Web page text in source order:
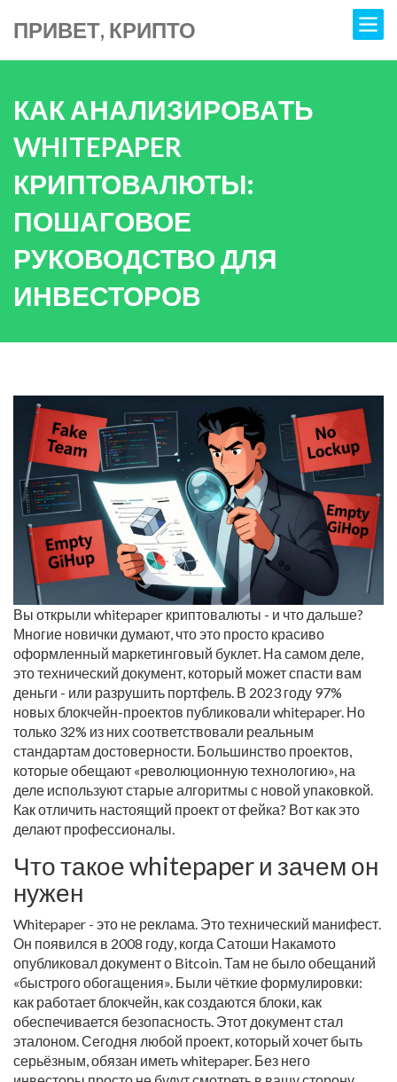
ПРИВЕТ, КРИПТО
КАК АНАЛИЗИРОВАТЬ
WHITEPAPER
КРИПТОВАЛЮТЫ:
ПОШАГОВОЕ
РУКОВОДСТВО ДЛЯ
ИНВЕСТОРОВ
Вы открыли whitepaper криптовалюты - и что дальше?
Многие новички думают, что это просто красиво
оформленный маркетинговый буклет. На самом деле,
это технический документ, который может спасти вам
деньги - или разрушить портфель. В 2023 году 97%
новых блокчейн-проектов публиковали whitepaper. Но
только 32% из них соответствовали реальным
стандартам достоверности. Большинство проектов,
которые обещают «революционную технологию», на
деле используют старые алгоритмы с новой упаковкой.
Как отличить настоящий проект от фейка? Вот как это
делают профессионалы.
Что такое whitepaper и зачем он
нужен
Whitepaper - это не реклама. Это технический манифест.
Он появился в 2008 году, когда Сатоши Накамото
опубликовал документ о Bitcoin. Там не было обещаний
«быстрого обогащения». Были чёткие формулировки:
как работает блокчейн, как создаются блоки, как
обеспечивается безопасность. Этот документ стал
эталоном. Сегодня любой проект, который хочет быть
серьёзным, обязан иметь whitepaper. Без него